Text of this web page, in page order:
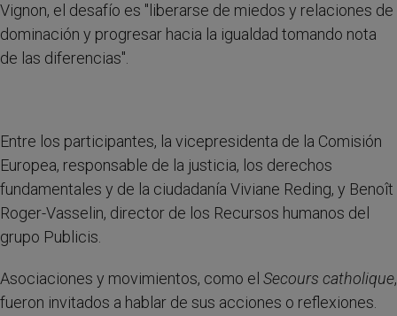
Vignon, el desafío es "liberarse de miedos y relaciones de
dominación y progresar hacia la igualdad tomando nota
de las diferencias".
Entre los participantes, la vicepresidenta de la Comisión
Europea, responsable de la justicia, los derechos
fundamentales y de la ciudadanía Viviane Reding, y Benoît
Roger-Vasselin, director de los Recursos humanos del
grupo Publicis.
Asociaciones y movimientos, como el Secours catholique,
fueron invitados a hablar de sus acciones o reflexiones.